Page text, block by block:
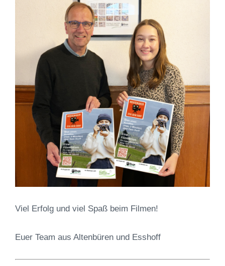
Viel Erfolg und viel Spaß beim Filmen!
Euer Team aus Altenbüren und Esshoff